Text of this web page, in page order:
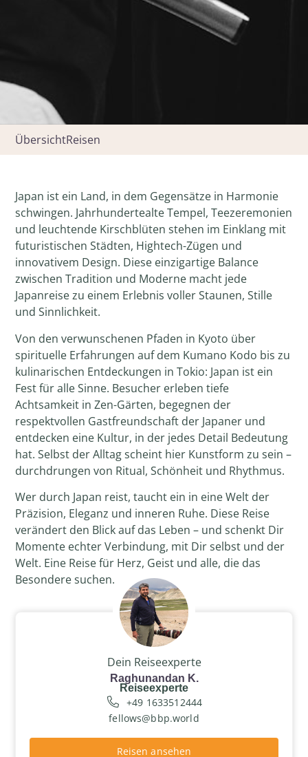
ÜbersichtReisen
Japan ist ein Land, in dem Gegensätze in Harmonie
schwingen. Jahrhundertealte Tempel, Teezeremonien
und leuchtende Kirschblüten stehen im Einklang mit
futuristischen Städten, Hightech-Zügen und
innovativem Design. Diese einzigartige Balance
zwischen Tradition und Moderne macht jede
Japanreise zu einem Erlebnis voller Staunen, Stille
und Sinnlichkeit.
Von den verwunschenen Pfaden in Kyoto über
spirituelle Erfahrungen auf dem Kumano Kodo bis zu
kulinarischen Entdeckungen in Tokio: Japan ist ein
Fest für alle Sinne. Besucher erleben tiefe
Achtsamkeit in Zen-Gärten, begegnen der
respektvollen Gastfreundschaft der Japaner und
entdecken eine Kultur, in der jedes Detail Bedeutung
hat. Selbst der Alltag scheint hier Kunstform zu sein –
durchdrungen von Ritual, Schönheit und Rhythmus.
Wer durch Japan reist, taucht ein in eine Welt der
Präzision, Eleganz und inneren Ruhe. Diese Reise
verändert den Blick auf das Leben – und schenkt Dir
Momente echter Verbindung, mit Dir selbst und der
Welt. Eine Reise für Herz, Geist und alle, die das
Besondere suchen.
Dein Reiseexperte
Raghunandan K.
Reiseexperte
+49 1633512444
fellows@bbp.world
Reisen ansehen